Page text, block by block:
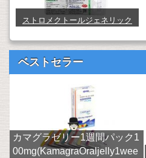
ストロメクトールジェネリック
ベストセラー
カマグラゼリー1週間パック1
00mg(KamagraOraljelly1wee